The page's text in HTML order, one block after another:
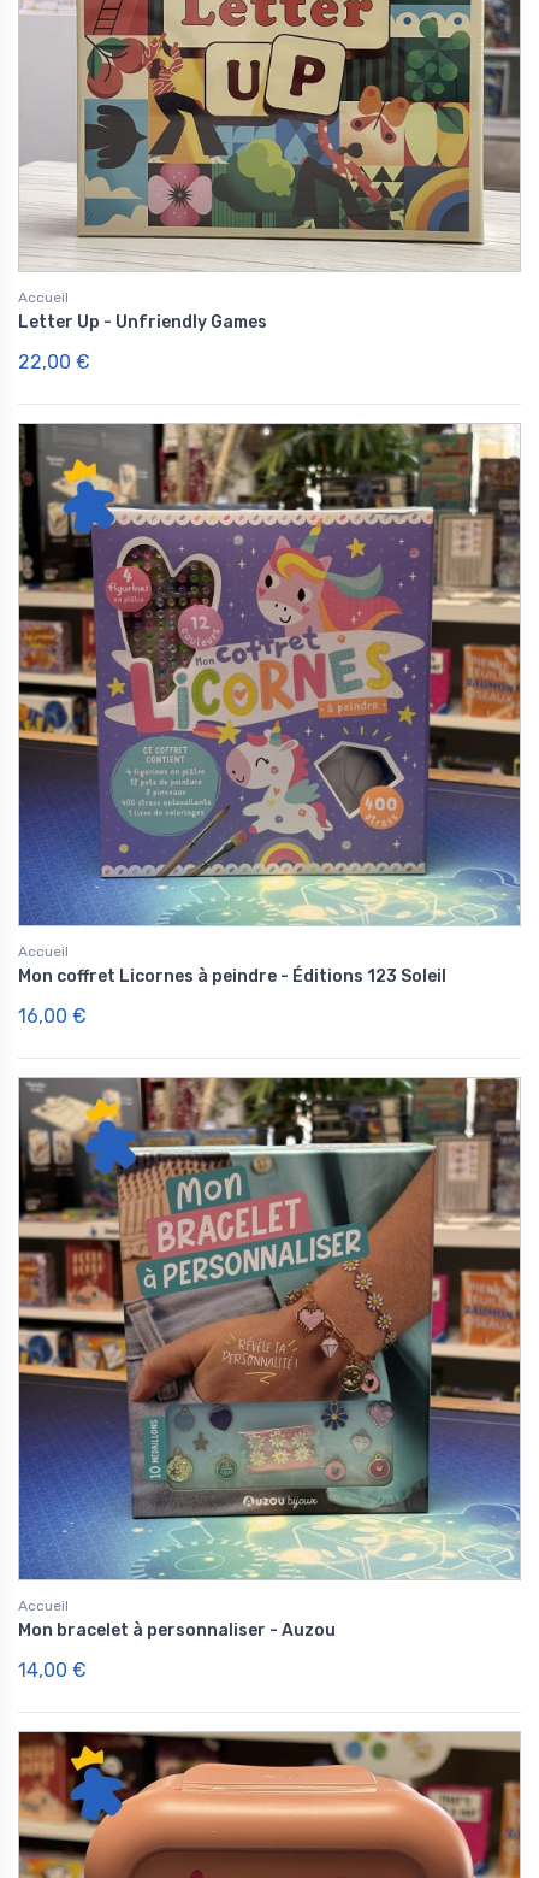
Accueil
Letter Up - Unfriendly Games
22,00 €
Accueil
Mon coffret Licornes à peindre - Éditions 123 Soleil
16,00 €
Accueil
Mon bracelet à personnaliser - Auzou
14,00 €